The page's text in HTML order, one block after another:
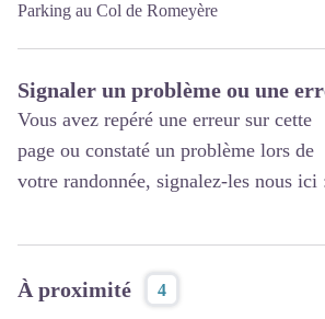
Parking au Col de Romeyère
Signaler un problème ou une
Vous avez repéré une erreur sur cette
page ou constaté un problème lors de
votre randonnée, signalez-les nous ici
À proximité 4